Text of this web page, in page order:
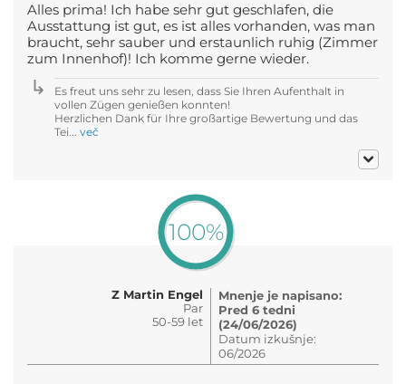
Alles prima! Ich habe sehr gut geschlafen, die
Ausstattung ist gut, es ist alles vorhanden, was man
braucht, sehr sauber und erstaunlich ruhig (Zimmer
zum Innenhof)! Ich komme gerne wieder.
Es freut uns sehr zu lesen, dass Sie Ihren Aufenthalt in
vollen Zügen genießen konnten!
Herzlichen Dank für Ihre großartige Bewertung und das
Tei... več
100%
Z Martin Engel
Par
50-59 let
Mnenje je napisano:
Pred 6 tedni
(24/06/2026)
Datum izkušnje:
06/2026